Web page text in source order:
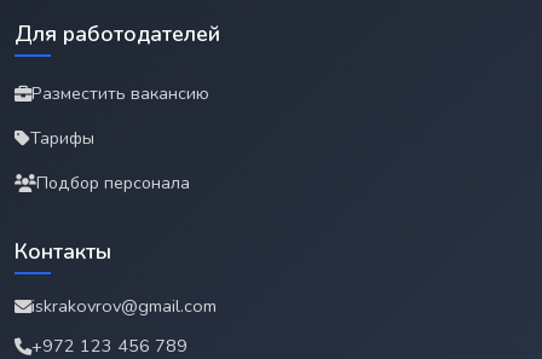
Для работодателей
Разместить вакансию
Тарифы
Подбор персонала
Контакты
iskrakovrov@gmail.com
+972 123 456 789